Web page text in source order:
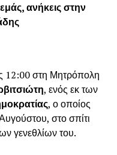
ανήκεις στην
12:00 στη Μητρόπολη
, ενός εκ των
, ο οποίος
στο σπίτι
γενεθλίων του.